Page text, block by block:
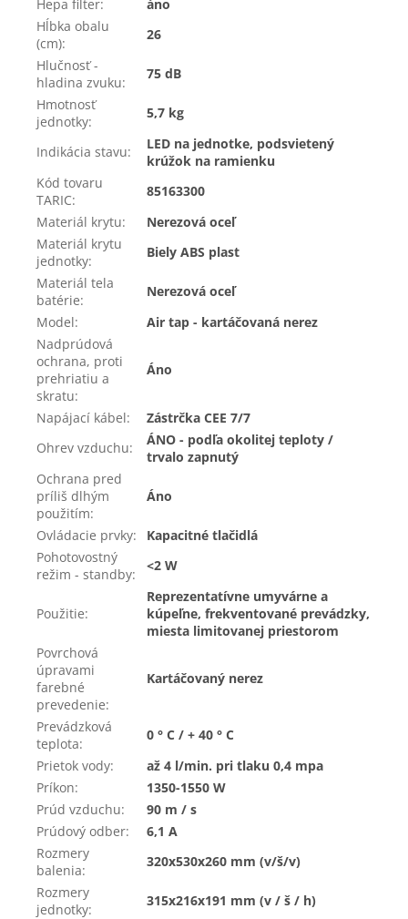
Hepa filter:
áno
Hĺbka obalu
(cm):
26
Hlučnosť -
hladina zvuku:
75 dB
Hmotnosť
jednotky:
5,7 kg
Indikácia stavu:
LED na jednotke, podsvietený
krúžok na ramienku
Kód tovaru
TARIC:
85163300
Materiál krytu:
Nerezová oceľ
Materiál krytu
jednotky:
Biely ABS plast
Materiál tela
batérie:
Nerezová oceľ
Model:
Air tap - kartáčovaná nerez
Nadprúdová
ochrana, proti
prehriatiu a
skratu:
Áno
Napájací kábel:
Zástrčka CEE 7/7
Ohrev vzduchu:
ÁNO - podľa okolitej teploty /
trvalo zapnutý
Ochrana pred
príliš dlhým
použitím:
Áno
Ovládacie prvky:
Kapacitné tlačidlá
Pohotovostný
režim - standby:
<2 W
Použitie:
Reprezentatívne umyvárne a
kúpeľne, frekventované prevádzky,
miesta limitovanej priestorom
Povrchová
úpravami
farebné
prevedenie:
Kartáčovaný nerez
Prevádzková
teplota:
0 ° C / + 40 ° C
Prietok vody:
až 4 l/min. pri tlaku 0,4 mpa
Príkon:
1350-1550 W
Prúd vzduchu:
90 m / s
Prúdový odber:
6,1 A
Rozmery
balenia:
320x530x260 mm (v/š/v)
Rozmery
jednotky:
315x216x191 mm (v / š / h)